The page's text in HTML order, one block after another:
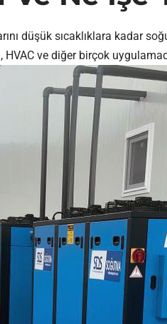
düşük sıcaklıklara kadar
HVAC ve diğer birçok